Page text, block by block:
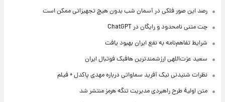
رصد این صور فلکی در آسمان شب بدون هیچ تجهیزاتی ممکن است
چت متنی نامحدود و رایگان در ChatGPT
شرایط تفاهم‌نامه به نفع ایران بهبود یافت
سعید عزت‌اللهی ارزشمندترین هافبک فوتبال ایران
نظرات شنیدنی نیک آفرید سماواتی درباره مهدی پاکدل + فیلم
متن اولیۀ طرح راهبردی مدیریت تنگه هرمز منتشر شد